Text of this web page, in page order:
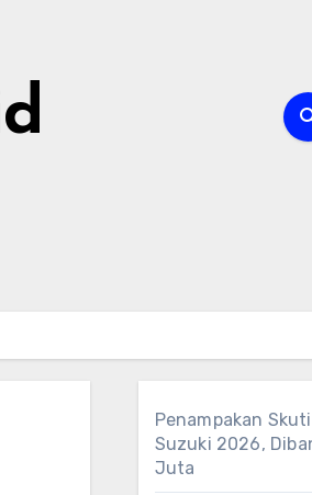
Penampakan
Suzuki 2026,
Juta